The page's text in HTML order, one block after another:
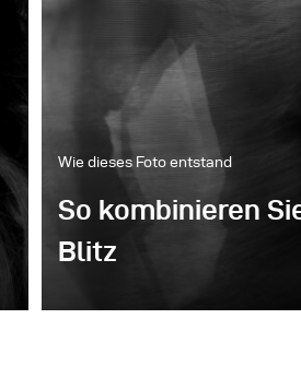
Wie dieses Foto entstand
So kombinieren
Blitz